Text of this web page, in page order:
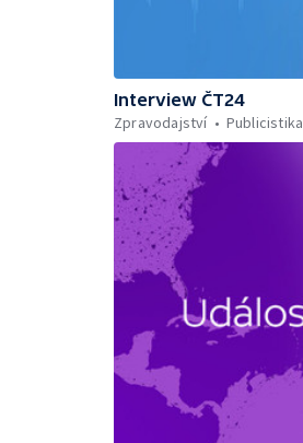
Interview ČT24
Zpravodajství
Publicistika